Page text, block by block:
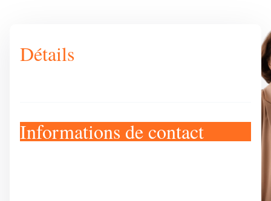
Détails
Informations de contact